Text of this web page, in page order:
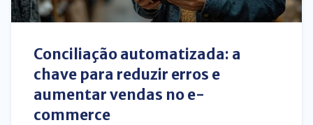
Conciliação automatizada: a
chave para reduzir erros e
aumentar vendas no e-
commerce